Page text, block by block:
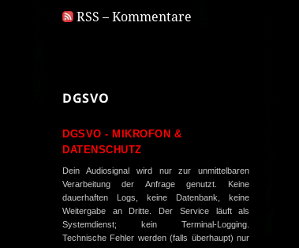
RSS – Kommentare
DGSVO
DGSVO - MIKROFON &
DATENSCHUTZ
Dein Audiosignal wird nur zur unmittelbaren
Verarbeitung der Anfrage genutzt. Keine
dauerhaften Logs, keine Datenbank, keine
Weitergabe an Dritte. Der Service läuft als
Systemdienst; kein Terminal-Logging.
Technische Fehler werden (falls überhaupt) nur